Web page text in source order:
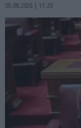
05.08.2026 | 11:20